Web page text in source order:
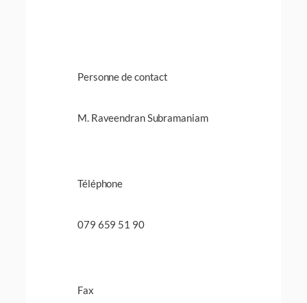
Personne de contact
M. Raveendran Subramaniam
Téléphone
079 659 51 90
Fax